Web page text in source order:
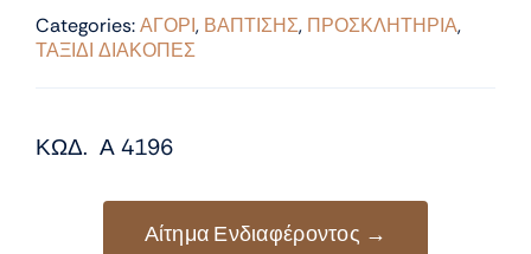
Categories:ΑΓΟΡΙ, ΒΑΠΤΙΣΗΣ, ΠΡΟΣΚΛΗΤΗΡΙΑ,
ΤΑΞΙΔΙ ΔΙΑΚΟΠΕΣ
ΚΩΔ. Α 4196
Αίτημα Ενδιαφέροντος →